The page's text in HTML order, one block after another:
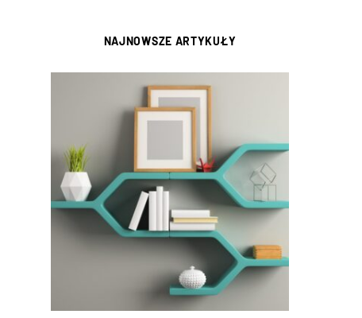
NAJNOWSZE ARTYKUŁY